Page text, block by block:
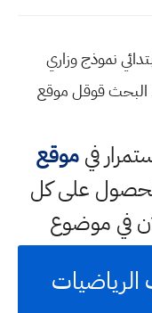
نموذج وزاري
البحث قوقل موقع
فيموقع
على كل
في موضوع
الرياضيات